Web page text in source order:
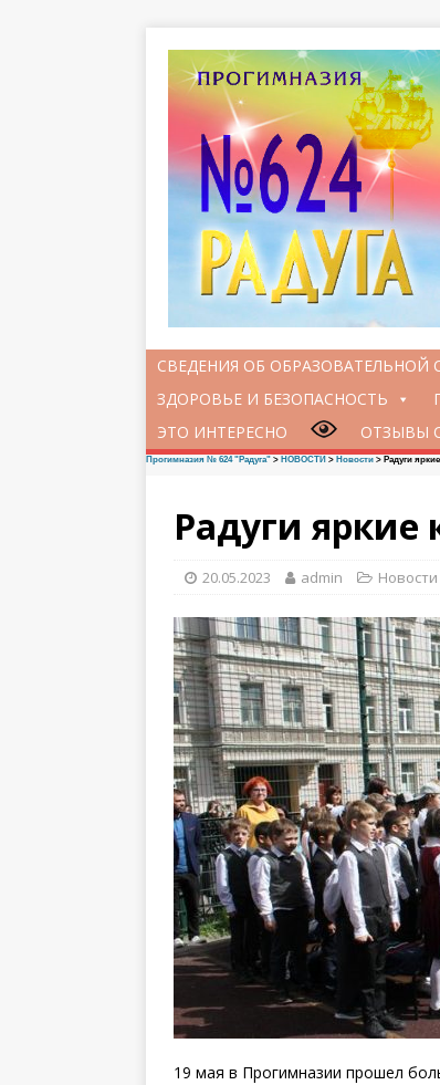
СВЕДЕНИЯ ОБ ОБРАЗОВАТЕЛЬНОЙ
ЗДОРОВЬЕ И БЕЗОПАСНОСТЬ
ЭТО ИНТЕРЕСНО
ОТЗЫВЫ
Прогимназия № 624 "Радуга" > НОВОСТИ > Новости > Радуги
Радуги яркие
20.05.2023 admin Новости
19 мая в Прогимназии прошел